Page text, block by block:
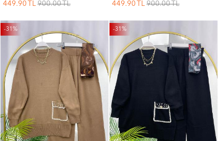
449.90 TL 900.00TL 449.90 TL 900.00TL
-31% -31%